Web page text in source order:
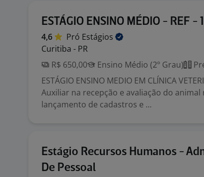
ESTÁGIO ENSINO MÉDIO - REF -
4,6 Pró Estágios
Curitiba - PR
R$ 650,00
Ensino Médio (2º Grau)
ESTÁGIO ENSINO MEDIO EM CLÍNICA
Auxiliar na recepção e avaliação do
lançamento de cadastros e ...
Estágio Recursos Humanos -
De Pessoal